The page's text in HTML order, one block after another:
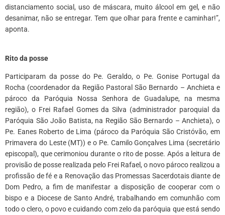
distanciamento social, uso de máscara, muito álcool em gel, e não
desanimar, não se entregar. Tem que olhar para frente e caminhar!”,
aponta.
Rito da posse
Participaram da posse do Pe. Geraldo, o Pe. Gonise Portugal da
Rocha (coordenador da Região Pastoral São Bernardo – Anchieta e
pároco da Paróquia Nossa Senhora de Guadalupe, na mesma
região), o Frei Rafael Gomes da Silva (administrador paroquial da
Paróquia São João Batista, na Região São Bernardo – Anchieta), o
Pe. Eanes Roberto de Lima (pároco da Paróquia São Cristóvão, em
Primavera do Leste (MT)) e o Pe. Camilo Gonçalves Lima (secretário
episcopal), que cerimoniou durante o rito de posse. Após a leitura de
provisão de posse realizada pelo Frei Rafael, o novo pároco realizou a
profissão de fé e a Renovação das Promessas Sacerdotais diante de
Dom Pedro, a fim de manifestar a disposição de cooperar com o
bispo e a Diocese de Santo André, trabalhando em comunhão com
todo o clero, o povo e cuidando com zelo da paróquia que está sendo